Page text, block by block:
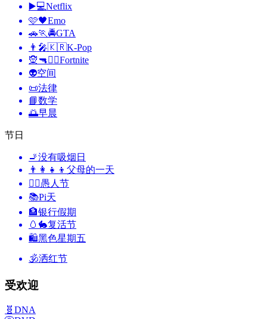
▶️💻Netflix
🩷🖤Emo
🚗🏃🚔GTA
👨‍🎤🇰🇷K-Pop
🧝🔫🦹‍♂️Fortnite
👽空间
📜法律
📘数学
🌅早晨
节日
🚬没有吸烟日
👨‍👩‍👧‍👦 父母的一天
🙆‍♂️愚人节
📚Pi天
🏦银行假期
🥚🐇复活节
🛍黑色星期五
🕉洒红节
受欢迎
🧬 DNA